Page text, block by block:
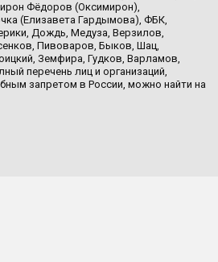
Фёдоров (Оксимирон),
(Елизавета Гардымова), ФБК,
Дождь, Медуза, Верзилов,
Пивоваров, Быков, Шац,
Земфира, Гудков, Варламов,
перечень лиц и организаций,
запретом в России, можно найти на